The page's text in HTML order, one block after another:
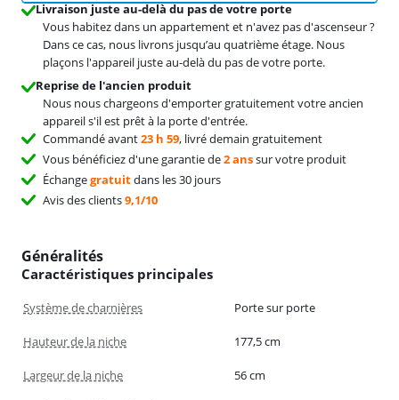
Livraison juste au-delà du pas de votre porte
Vous habitez dans un appartement et n'avez pas d'ascenseur ?
Dans ce cas, nous livrons jusqu’au quatrième étage. Nous
plaçons l'appareil juste au-delà du pas de votre porte.
Reprise de l'ancien produit
Nous nous chargeons d'emporter gratuitement votre ancien
appareil s'il est prêt à la porte d'entrée.
Commandé avant23 h 59, livré demain gratuitement
Vous bénéficiez d'une garantie de2 anssur votre produit
Échangegratuitdans les 30 jours
Avis des clients9,1/10
Généralités
Caractéristiques principales
Système de charnières Porte sur porte
Hauteur de la niche 177,5 cm
Largeur de la niche 56 cm